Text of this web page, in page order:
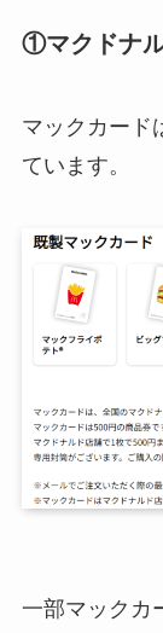
①マクドナ
マックカード
ています。
一部マックカ